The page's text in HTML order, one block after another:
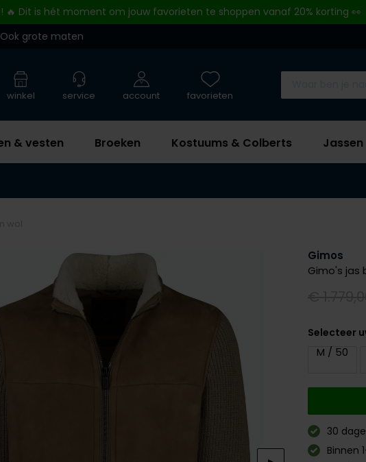
🔥 Dit is hét moment om jouw favorieten te shoppen vanaf 20% korting 👀
Ook grote maten
& vesten Broeken Kostuums & Colberts Jassen
winkel service account favorieten
Gimos
Gimo's jas
Selecteer
M / 50
30
Binnen